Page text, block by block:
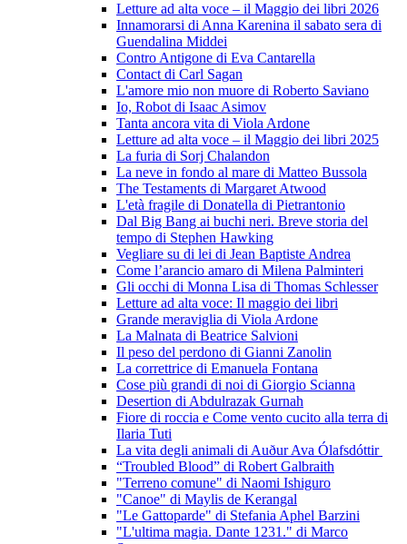
Letture ad alta voce – il Maggio dei libri 2026
Innamorarsi di Anna Karenina il sabato sera di
Guendalina Middei
Contro Antigone di Eva Cantarella
Contact di Carl Sagan
L'amore mio non muore di Roberto Saviano
Io, Robot di Isaac Asimov
Tanta ancora vita di Viola Ardone
Letture ad alta voce – il Maggio dei libri 2025
La furia di Sorj Chalandon
La neve in fondo al mare di Matteo Bussola
The Testaments di Margaret Atwood
L'età fragile di Donatella di Pietrantonio
Dal Big Bang ai buchi neri. Breve storia del
tempo di Stephen Hawking
Vegliare su di lei di Jean Baptiste Andrea
Come l’arancio amaro di Milena Palminteri
Gli occhi di Monna Lisa di Thomas Schlesser
Letture ad alta voce: Il maggio dei libri
Grande meraviglia di Viola Ardone
La Malnata di Beatrice Salvioni
Il peso del perdono di Gianni Zanolin
La correttrice di Emanuela Fontana
Cose più grandi di noi di Giorgio Scianna
Desertion di Abdulrazak Gurnah
Fiore di roccia e Come vento cucito alla terra di
Ilaria Tuti
La vita degli animali di Auður Ava Ólafsdóttir
“Troubled Blood” di Robert Galbraith
"Terreno comune" di Naomi Ishiguro
"Canoe" di Maylis de Kerangal
"Le Gattoparde" di Stefania Aphel Barzini
"L'ultima magia. Dante 1231." di Marco